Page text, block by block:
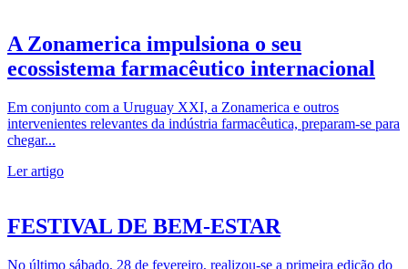
A Zonamerica impulsiona o seu
ecossistema farmacêutico internacional
Em conjunto com a Uruguay XXI, a Zonamerica e outros
intervenientes relevantes da indústria farmacêutica, preparam-se para
chegar...
Ler artigo
FESTIVAL DE BEM-ESTAR
No último sábado, 28 de fevereiro, realizou-se a primeira edição do